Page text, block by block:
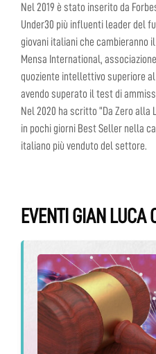
Nel 2019 è stato inserito da
Under30 più influenti leader del
giovani italiani che cambieranno
Mensa International,
quoziente intellettivo superiore
avendo superato il test di
Nel 2020 ha scritto “Da Zero alla
in pochi giorni Best Seller nella
italiano più venduto del settore.
EVENTI GIAN LUCA